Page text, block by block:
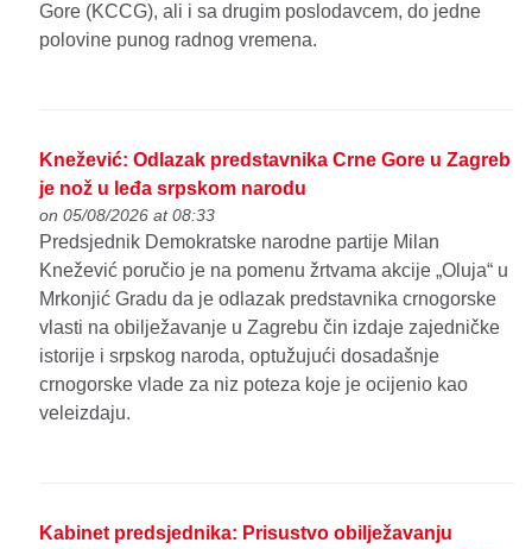
Gore (KCCG), ali i sa drugim poslodavcem, do jedne
polovine punog radnog vremena.
Knežević: Odlazak predstavnika Crne Gore u Zagreb
je nož u leđa srpskom narodu
on 05/08/2026 at 08:33
Predsjednik Demokratske narodne partije Milan
Knežević poručio je na pomenu žrtvama akcije „Oluja“ u
Mrkonjić Gradu da je odlazak predstavnika crnogorske
vlasti na obilježavanje u Zagrebu čin izdaje zajedničke
istorije i srpskog naroda, optužujući dosadašnje
crnogorske vlade za niz poteza koje je ocijenio kao
veleizdaju.
Kabinet predsjednika: Prisustvo obilježavanju